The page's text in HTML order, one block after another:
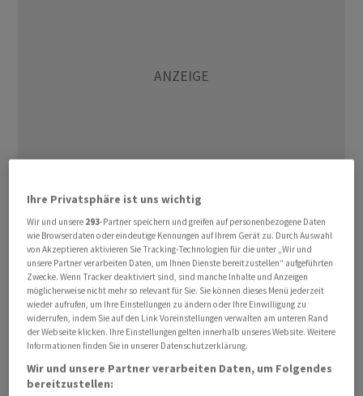
Die Milliardensumme wird durch Vorauszahlungen fällig
und sofern die Unternehmen bei der Entwicklung ihrer
Produkte bestimmte kommerzielle und klinische
Meilensteine erreichen.
Damit könnten allein bis zu 1,55 Milliarden Dollar für
Vaccine Company fliessen. Das Unternehmen arbeitet
den Angaben zufolge auf Basis seiner firmeneigenen
Technologie an einer Impfung gegen das Epstein-Barr-
Ihre Privatsphäre ist uns wichtig
Wir und unsere 293-Partner speichern und greifen auf personenbezogene Daten
wie Browserdaten oder eindeutige Kennungen auf Ihrem Gerät zu. Durch Auswahl
von Akzeptieren aktivieren Sie Tracking-Technologien für die unter „Wir und
unsere Partner verarbeiten Daten, um Ihnen Dienste bereitzustellen“ aufgeführten
Zwecke. Wenn Tracker deaktiviert sind, sind manche Inhalte und Anzeigen
möglicherweise nicht mehr so relevant für Sie. Sie können dieses Menü jederzeit
wieder aufrufen, um Ihre Einstellungen zu ändern oder Ihre Einwilligung zu
widerrufen, indem Sie auf den Link Voreinstellungen verwalten am unteren Rand
der Webseite klicken. Ihre Einstellungen gelten innerhalb unseres Website. Weitere
Informationen finden Sie in unserer Datenschutzerklärung.
Wir und unsere Partner verarbeiten Daten, um Folgendes
bereitzustellen: